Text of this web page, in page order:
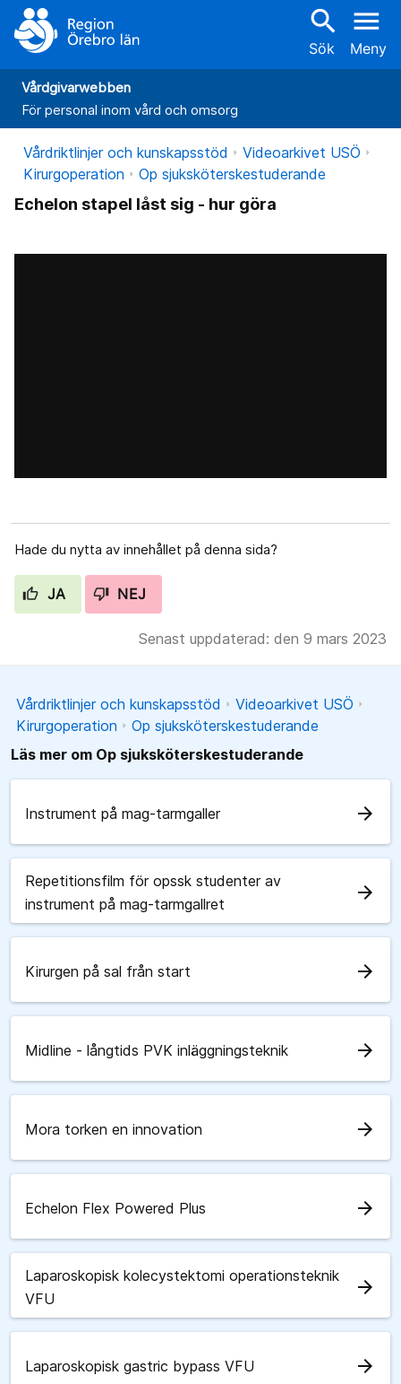
search
Sök
menu
Meny
Vårdgivarwebben
För personal inom vård och omsorg
Vårdriktlinjer och kunskapsstöd
Videoarkivet USÖ
Kirurgoperation
Op sjuksköterskestuderande
Echelon stapel låst sig - hur göra
Hade du nytta av innehållet på denna sida?
JA NEJ
Senast uppdaterad: den 9 mars 2023
Vårdriktlinjer och kunskapsstöd
Videoarkivet USÖ
Kirurgoperation
Op sjuksköterskestuderande
Läs mer om Op sjuksköterskestuderande
Instrument på mag-tarmgaller arrow_forward
Repetitionsfilm för opssk studenter av
instrument på mag-tarmgallret
arrow_forward
Kirurgen på sal från start arrow_forward
Midline - långtids PVK inläggningsteknik arrow_forward
Mora torken en innovation arrow_forward
Echelon Flex Powered Plus arrow_forward
Laparoskopisk kolecystektomi operationsteknik
VFU
arrow_forward
Laparoskopisk gastric bypass VFU arrow_forward